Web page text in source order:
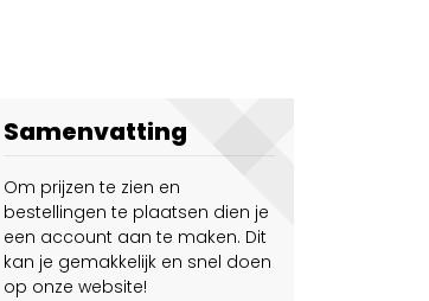
Samenvatting
Om prijzen te zien en
bestellingen te plaatsen dien je
een account aan te maken. Dit
kan je gemakkelijk en snel doen
op onze website!